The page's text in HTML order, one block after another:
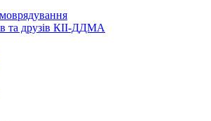
та друзів КІІ-ДДМА